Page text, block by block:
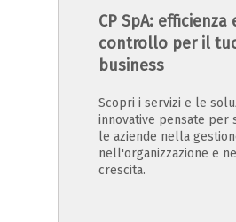
CP SpA: efficienza
controllo per il
business
Scopri i servizi e le
innovative pensate per
le aziende nella
nell'organizzazione e
crescita.